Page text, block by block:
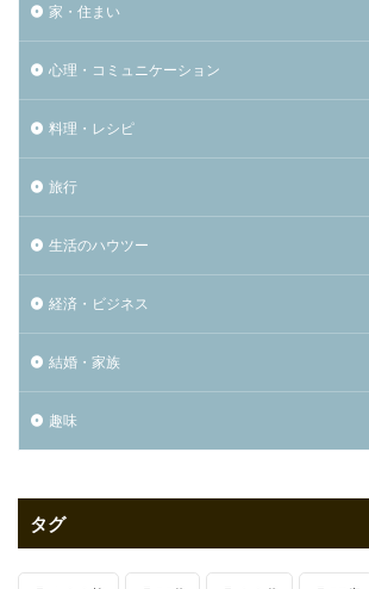
家・住まい
心理・コミュニケーション
料理・レシピ
旅行
生活のハウツー
経済・ビジネス
結婚・家族
趣味
タグ